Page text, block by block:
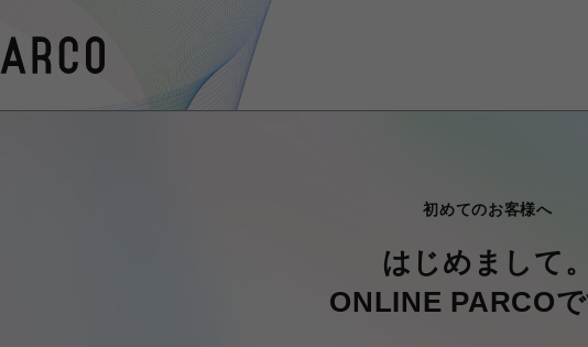
初めてのお客様へ
はじめまして。
ONLINE PARCOで